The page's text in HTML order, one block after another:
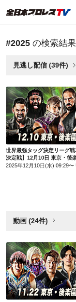
#2025 の検索結果
見逃し配信 (39件)
世界最強タッグ決定リーグ
決定戦】12月10日 東京・後
2025年12月10日(水) 09:29〜
動画 (24件)